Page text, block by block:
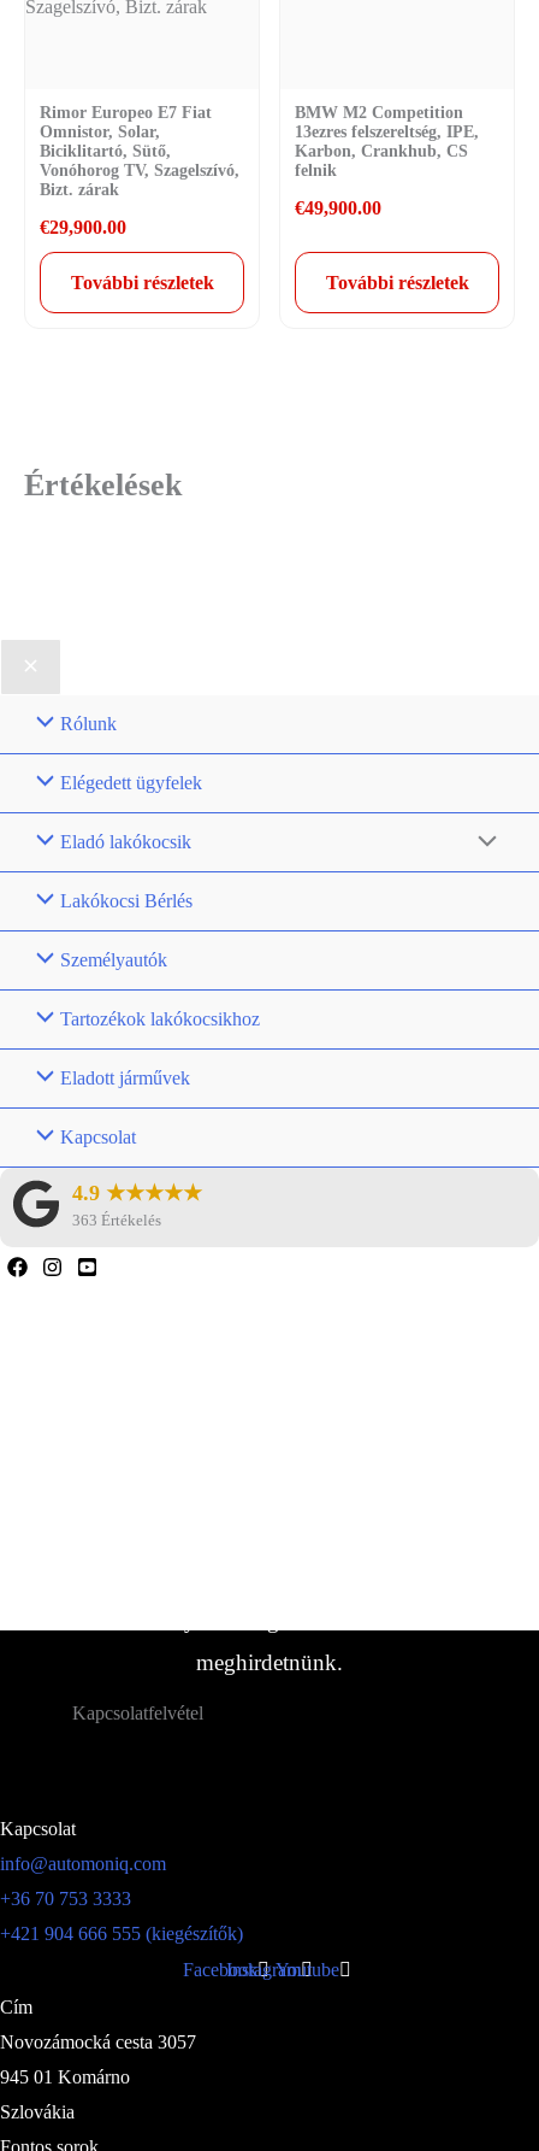
Rimor Europeo E7 Fiat
Omnistor, Solar,
Biciklitartó, Sütő,
Vonóhorog TV, Szagelszívó,
Bizt. zárak
€29,900.00
További részletek
BMW M2 Competition
13ezres felszereltség, IPE,
Karbon, Crankhub, CS
felnik
€49,900.00
További részletek
Értékelések
Rólunk
Elégedett ügyfelek
Eladó lakókocsik
Lakókocsi Bérlés
Személyautók
Tartozékok lakókocsikhoz
Eladott járművek
Kapcsolat
4.9 ★★★★★
363 Értékelés
meghirdetnünk.
Kapcsolatfelvétel
Kapcsolat
info@automoniq.com
+36 70 753 3333
+421 904 666 555 (kiegészítők)
FacebookInstagramYoutube
Cím
Novozámocká cesta 3057
945 01 Komárno
Szlovákia
Fontos sorok